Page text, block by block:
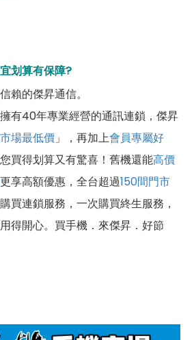
划算有保障?
賴的傑昇通信。
有40年專業經營的通訊連鎖，傑昇
場最低價 」，再加上會員專屬好
您買得划算又有驚喜！舊機還能高價
更享高額優惠，全台超過150間門市
買連鎖服務，一次購買終生服務，
得開心。買手機．來傑昇．好節